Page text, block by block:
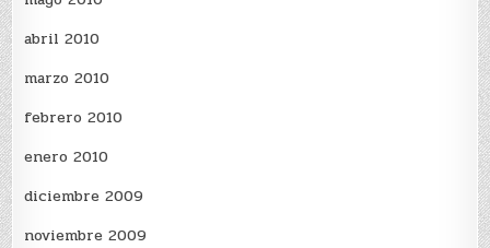
abril 2010
marzo 2010
febrero 2010
enero 2010
diciembre 2009
noviembre 2009